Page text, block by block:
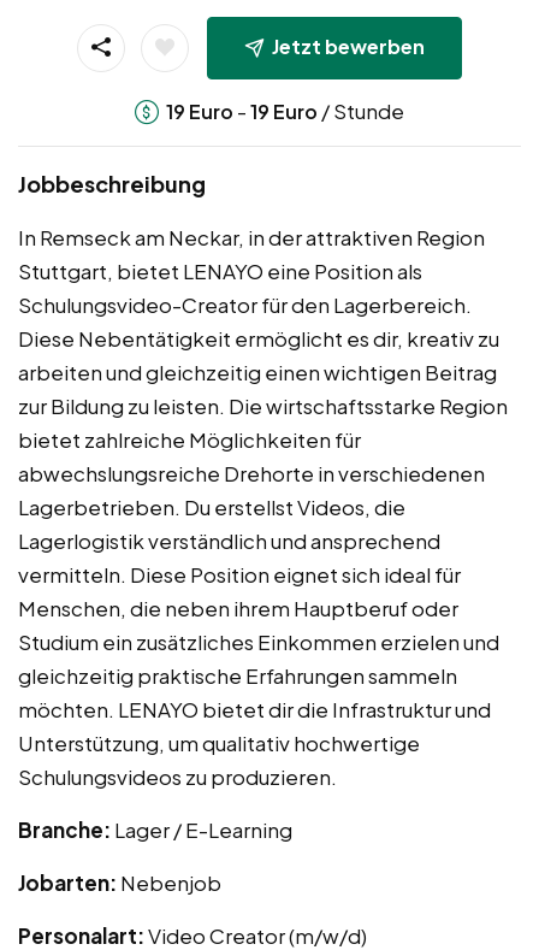
Jetzt bewerben
19 Euro -19 Euro / Stunde
Jobbeschreibung
In Remseck am Neckar, in der attraktiven Region
Stuttgart, bietet LENAYO eine Position als
Schulungsvideo-Creator für den Lagerbereich.
Diese Nebentätigkeit ermöglicht es dir, kreativ zu
arbeiten und gleichzeitig einen wichtigen Beitrag
zur Bildung zu leisten. Die wirtschaftsstarke Region
bietet zahlreiche Möglichkeiten für
abwechslungsreiche Drehorte in verschiedenen
Lagerbetrieben. Du erstellst Videos, die
Lagerlogistik verständlich und ansprechend
vermitteln. Diese Position eignet sich ideal für
Menschen, die neben ihrem Hauptberuf oder
Studium ein zusätzliches Einkommen erzielen und
gleichzeitig praktische Erfahrungen sammeln
möchten. LENAYO bietet dir die Infrastruktur und
Unterstützung, um qualitativ hochwertige
Schulungsvideos zu produzieren.
Branche: Lager / E-Learning
Jobarten: Nebenjob
Personalart:Video Creator (m/w/d)